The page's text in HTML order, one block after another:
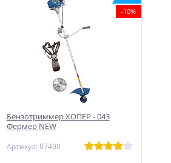
-10%
Бензотриммер ХОПЕР - 043
Фермер NEW
Артикул: 87490